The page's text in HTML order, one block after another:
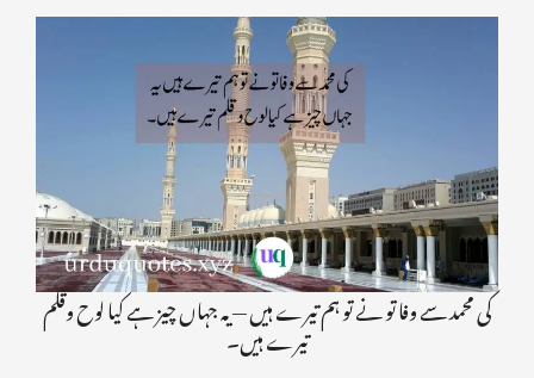
کی محمد سے وفا تو نے تو ہم تیرے ہیں — یہ جہاں چیز ہے کیا لوح وقلم
تیرے ہیں۔